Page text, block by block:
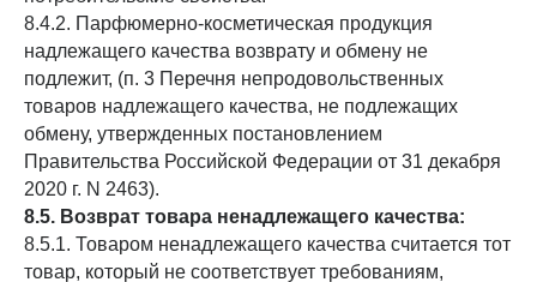
8.4.2. Парфюмерно-косметическая продукция
надлежащего качества возврату и обмену не
подлежит, (п. 3 Перечня непродовольственных
товаров надлежащего качества, не подлежащих
обмену, утвержденных постановлением
Правительства Российской Федерации от 31 декабря
2020 г. N 2463).
8.5. Возврат товара ненадлежащего качества:
8.5.1. Товаром ненадлежащего качества считается тот
товар, который не соответствует требованиям,